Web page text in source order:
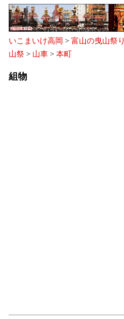
いこまいけ高岡 > 富山の曳山祭り
山祭 > 山車 > 本町
組物